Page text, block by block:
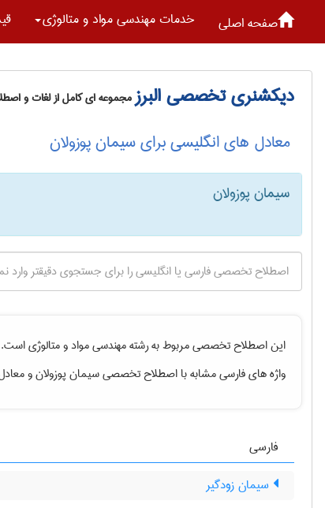
صفحه اصلی خدمات مهندسی مواد و متالوژی
دیکشنری تخصصی البرزمجموعه ای کامل از لغات و
معادل های انگلیسی برای سیمان پوزولان
سیمان پوزولان
این اصطلاح تخصصی مربوط به رشتهمهندسی مواد و متالوژیاست.
واژه های فارسی مشابه با اصطلاح تخصصیسیمان پوزولانو
فارسی
سیمان زودگیر